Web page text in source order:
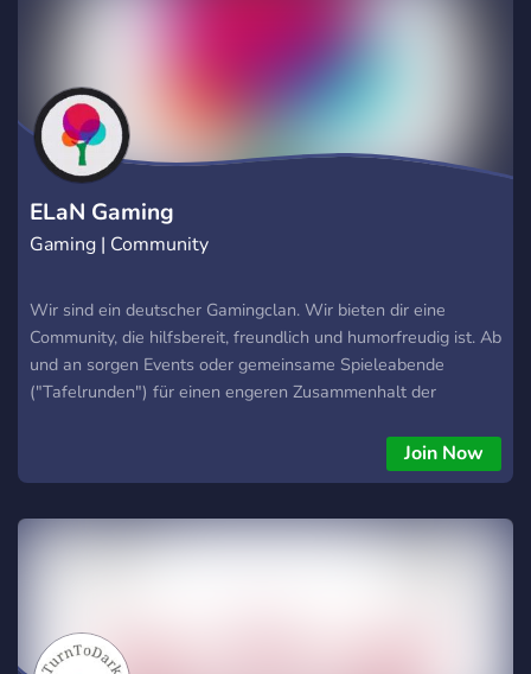
ELaN Gaming
Gaming | Community
Wir sind ein deutscher Gamingclan. Wir bieten dir eine
Community, die hilfsbereit, freundlich und humorfreudig ist. Ab
und an sorgen Events oder gemeinsame Spieleabende
("Tafelrunden") für einen engeren Zusammenhalt der
Join Now